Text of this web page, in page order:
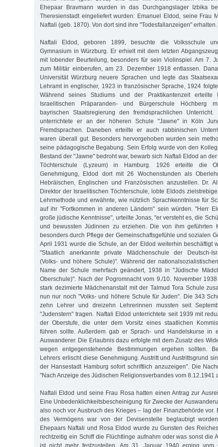
Ehepaar Bravmann wurden in das Durchgangslager Izbika
Theresienstadt eingeliefert wurden: Emanuel Eldod, seine Frau
Naftali (geb. 1870). Von dort sind ihre "Todesfallanzeigen" erhalten.
Naftali Eldod, geboren 1899, besuchte die Volksschule
Gymnasium in Würzburg. Er erhielt mit dem letzten
mit lobender Beurteilung, besonders für sein Violinspiel. Am 7.
zum Militär einberufen, am 23. Dezember 1918 entlassen.
Universität Würzburg neuere Sprachen und legte das
Lehramt in englischer, 1923 in französischer Sprache, 1924
Während seines Studiums und der Praktikantenzeit
Israelitischen Präparanden- und Bürgerschule Höchberg
bayrischen Staatsregierung den fremdsprachlichen
unterrichtete er an der höheren Schule "Jawne" in Köln
Fremdsprachen. Daneben erteilte er auch rabbinischen
waren überall gut. Besonders hervorgehoben wurden sein
seine pädagogische Begabung. Sein Erfolg wurde von den
Bestand der "Jawne" bedroht war, bewarb sich Naftali Eldod an
Töchterschule (Lyzeum) in Hamburg. 1926 erteilte die
Genehmigung, Eldod dort mit 26 Wochenstunden als
Hebräischen, Englischen und Französischen anzustellen. Dr.
Direktor der Israelitischen Töchterschule, lobte Eldods
Lehrmethode und erwähnte, wie nützlich Sprachkenntnisse für
auf ihr "Fortkommen in anderen Ländern" sein würden. "Herr
große jüdische Kenntnisse", urteilte Jonas, "er versteht es, die
und bewussten Jüdinnen zu erziehen. Die von ihm geführten
besonders durch Pflege der Gemeinschaftsgefühle und sozialen
April 1931 wurde die Schule, an der Eldod weiterhin beschäftigt
"Staatlich anerkannte private Mädchenschule der Deutsch-
(Volks- und höhere Schule)". Während der
Name der Schule mehrfach geändert, 1938 in "Jüdische
Oberschule)". Nach der Pogromnacht vom 9./10. November
stark dezimierte Mädchenanstalt mit der Talmud Tora Schule
nun nur noch "Volks- und höhere Schule für Juden". Die 343
zehn Lehrer und dreizehn Lehrerinnen mussten seit
"Judenstern" tragen. Naftali Eldod unterrichtete seit 1939 mit
der Oberstufe, die unter dem Vorsitz eines staatlichen
führen sollte. Außerdem gab er Sprach- und Handelskurse in
Auswanderer. Die Erlaubnis dazu erfolgte mit dem Zusatz des
wegen entgegenstehende Bestimmungen ergehen sollten.
Lehrers erlischt diese Genehmigung. Austritt und Austrittsgrund
der Hansestadt Hamburg sofort schriftlich anzuzeigen". Die
"Nach Anzeige des Jüdischen Religionsverbandes vom 8.12.1941
Naftali Eldod und seine Frau Rosa hatten einen Antrag zur
Eine Unbedenklichkeitsbescheinigung für Zwecke der
also noch vor Ausbruch des Krieges – lag der Finanzbehörde vor.
des Vermögens war von der Devisenstelle beglaubigt
Ehepaars Naftali und Rosa Eldod wurde zu Gunsten des
rechtzeitig ein Schiff die Flüchtlinge aufnahm oder was sonst die
ist nicht mehr festzustellen. Am 31. Januar 1940 erging vom